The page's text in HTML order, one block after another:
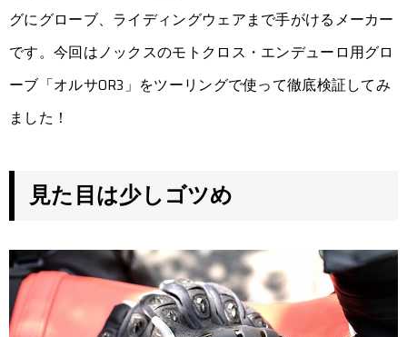
グにグローブ、ライディングウェアまで手がけるメーカー
です。今回はノックスのモトクロス・エンデューロ用グロ
ーブ「オルサOR3」をツーリングで使って徹底検証してみ
ました！
見た目は少しゴツめ